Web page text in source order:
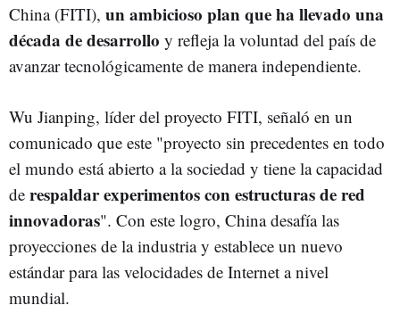
China (FITI), un ambicioso plan que ha llevado una
década de desarrollo y refleja la voluntad del país de
avanzar tecnológicamente de manera independiente.
Wu Jianping, líder del proyecto FITI, señaló en un
comunicado que este "proyecto sin precedentes en todo
el mundo está abierto a la sociedad y tiene la capacidad
de respaldar experimentos con estructuras de red
innovadoras". Con este logro, China desafía las
proyecciones de la industria y establece un nuevo
estándar para las velocidades de Internet a nivel
mundial.